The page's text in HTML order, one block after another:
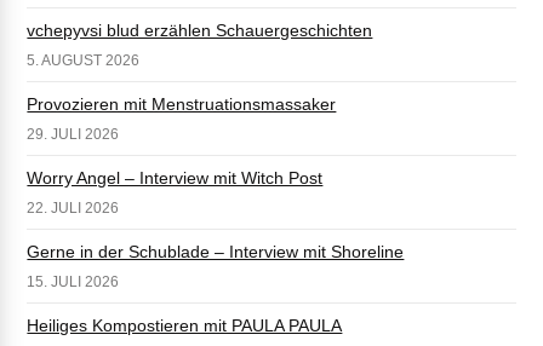
vchepyvsi blud erzählen Schauergeschichten
5. AUGUST 2026
Provozieren mit Menstruationsmassaker
29. JULI 2026
Worry Angel – Interview mit Witch Post
22. JULI 2026
Gerne in der Schublade – Interview mit Shoreline
15. JULI 2026
Heiliges Kompostieren mit PAULA PAULA